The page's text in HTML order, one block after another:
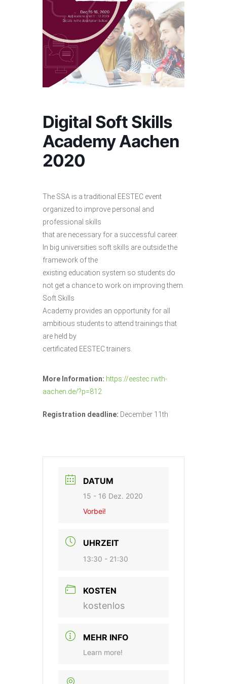
Digital Soft Skills
Academy Aachen
2020
The SSA is a traditional EESTEC event
organized to improve personal and
professional skills
that are necessary for a successful career.
In big universities soft skills are outside the
framework of the
existing education system so students do
not get a chance to work on improving them.
Soft Skills
Academy provides an opportunity for all
ambitious students to attend trainings that
are held by
certificated EESTEC trainers.
More Information: https://eestec.rwth-
aachen.de/?p=812
Registration deadline: December 11th
DATUM
15 - 16 Dez. 2020
Vorbei!
UHRZEIT
13:30 - 21:30
KOSTEN
kostenlos
MEHR INFO
Learn more!